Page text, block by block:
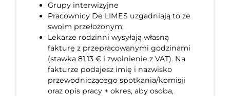
Grupy interwizyjne
Pracownicy De LIMES uzgadniają to ze
swoim przełożonym;
Lekarze rodzinni wysyłają własną
fakturę z przepracowanymi godzinami
(stawka 81,13 € i zwolnienie z VAT). Na
fakturze podajesz imię i nazwisko
przewodniczącego spotkania/komisji
oraz opis pracy + okres, aby osoba,